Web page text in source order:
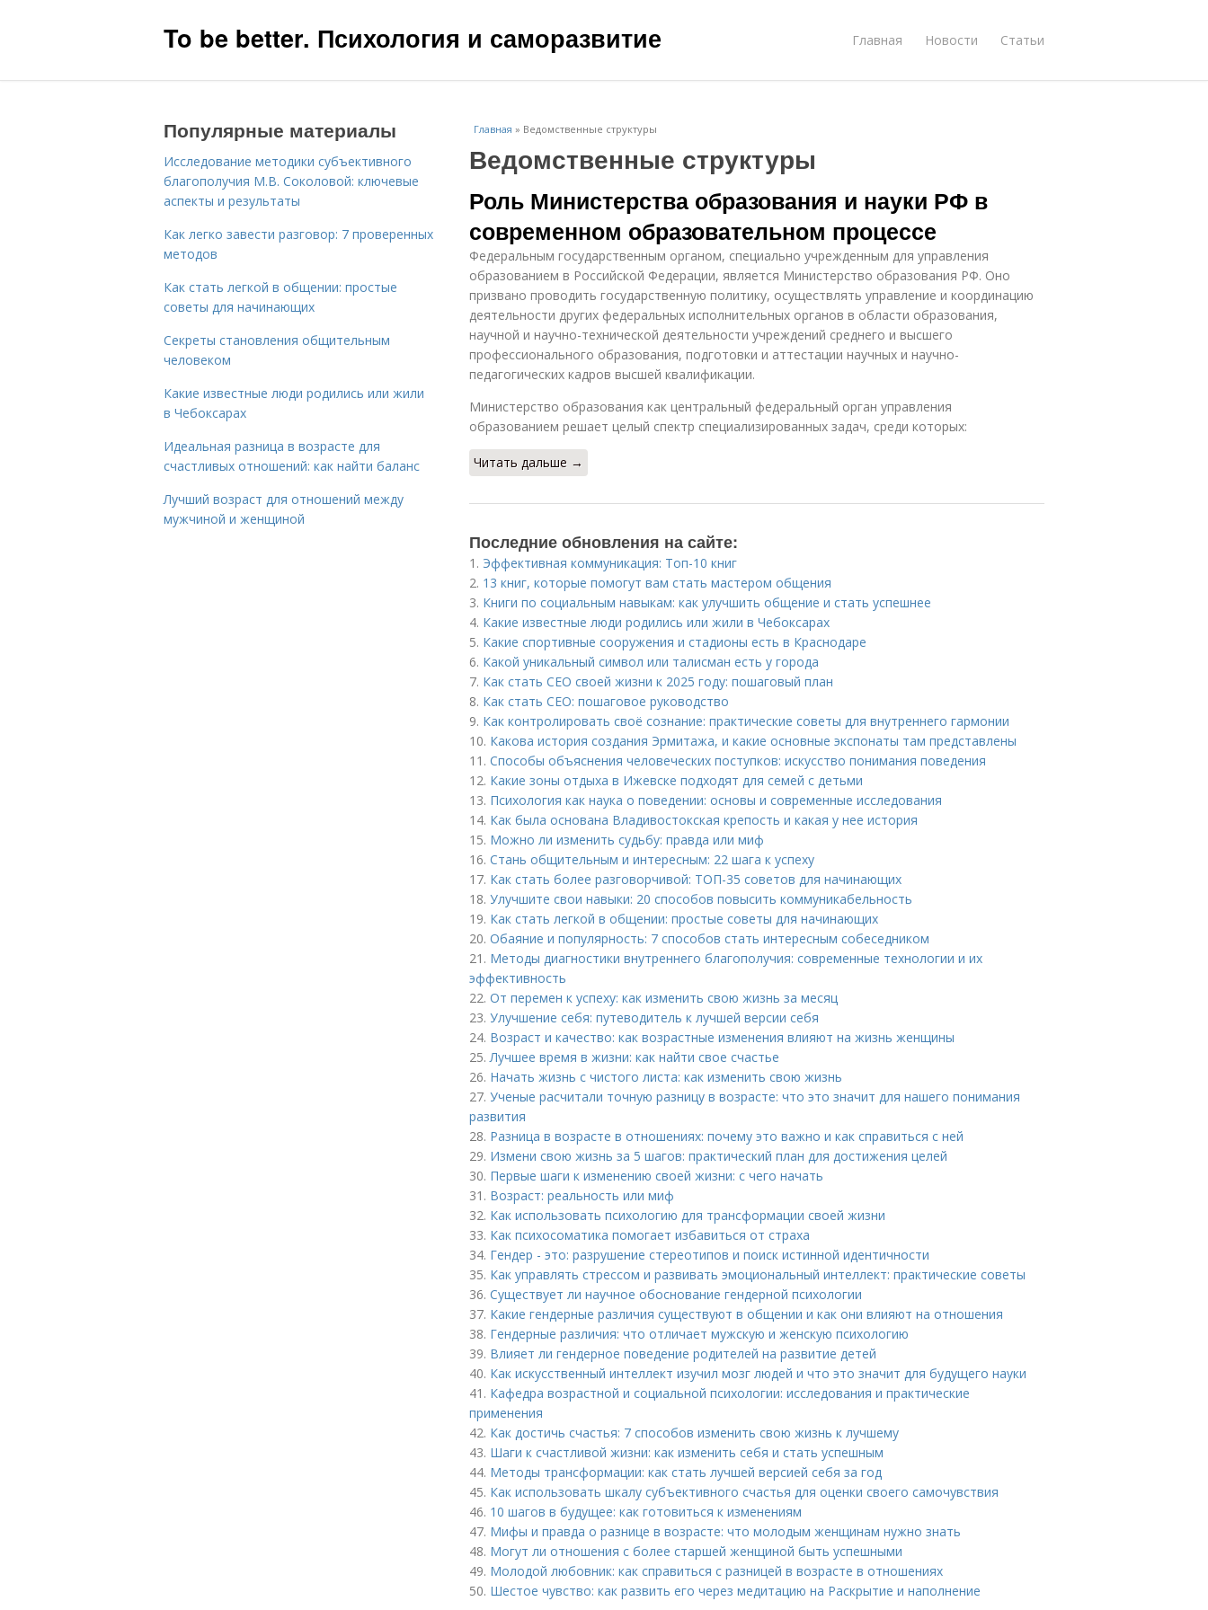
To be better. Психология и саморазвитие Главная Новости Статьи
Главная » Ведомственные структуры
Ведомственные структуры
Роль Министерства образования и науки РФ в
современном образовательном процессе
Федеральным государственным органом, специально учрежденным для управления
образованием в Российской Федерации, является Министерство образования РФ. Оно
призвано проводить государственную политику, осуществлять управление и координацию
деятельности других федеральных исполнительных органов в области образования,
научной и научно-технической деятельности учреждений среднего и высшего
профессионального образования, подготовки и аттестации научных и научно-
педагогических кадров высшей квалификации.
Министерство образования как центральный федеральный орган управления
образованием решает целый спектр специализированных задач, среди которых:
Читать дальше →
Последние обновления на сайте:
1. Эффективная коммуникация: Топ-10 книг
2. 13 книг, которые помогут вам стать мастером общения
3. Книги по социальным навыкам: как улучшить общение и стать успешнее
4. Какие известные люди родились или жили в Чебоксарах
5. Какие спортивные сооружения и стадионы есть в Краснодаре
6. Какой уникальный символ или талисман есть у города
7. Как стать CEO своей жизни к 2025 году: пошаговый план
8. Как стать CEO: пошаговое руководство
9. Как контролировать своё сознание: практические советы для внутреннего гармонии
10. Какова история создания Эрмитажа, и какие основные экспонаты там представлены
11. Способы объяснения человеческих поступков: искусство понимания поведения
12. Какие зоны отдыха в Ижевске подходят для семей с детьми
13. Психология как наука о поведении: основы и современные исследования
14. Как была основана Владивостокская крепость и какая у нее история
15. Можно ли изменить судьбу: правда или миф
16. Стань общительным и интересным: 22 шага к успеху
17. Как стать более разговорчивой: ТОП-35 советов для начинающих
18. Улучшите свои навыки: 20 способов повысить коммуникабельность
19. Как стать легкой в общении: простые советы для начинающих
20. Обаяние и популярность: 7 способов стать интересным собеседником
21. Методы диагностики внутреннего благополучия: современные технологии и их
эффективность
22. От перемен к успеху: как изменить свою жизнь за месяц
23. Улучшение себя: путеводитель к лучшей версии себя
24. Возраст и качество: как возрастные изменения влияют на жизнь женщины
25.Лучшее время в жизни: как найти свое счастье
26. Начать жизнь с чистого листа: как изменить свою жизнь
27. Ученые расчитали точную разницу в возрасте: что это значит для нашего понимания
развития
28. Разница в возрасте в отношениях: почему это важно и как справиться с ней
29. Измени свою жизнь за 5 шагов: практический план для достижения целей
30. Первые шаги к изменению своей жизни: с чего начать
31. Возраст: реальность или миф
32. Как использовать психологию для трансформации своей жизни
33. Как психосоматика помогает избавиться от страха
34. Гендер - это: разрушение стереотипов и поиск истинной идентичности
35. Как управлять стрессом и развивать эмоциональный интеллект: практические советы
36. Существует ли научное обоснование гендерной психологии
37. Какие гендерные различия существуют в общении и как они влияют на отношения
38. Гендерные различия: что отличает мужскую и женскую психологию
39. Влияет ли гендерное поведение родителей на развитие детей
40. Как искусственный интеллект изучил мозг людей и что это значит для будущего науки
41. Кафедра возрастной и социальной психологии: исследования и практические
применения
42. Как достичь счастья: 7 способов изменить свою жизнь к лучшему
43. Шаги к счастливой жизни: как изменить себя и стать успешным
44. Методы трансформации: как стать лучшей версией себя за год
45. Как использовать шкалу субъективного счастья для оценки своего самочувствия
46. 10 шагов в будущее: как готовиться к изменениям
47. Мифы и правда о разнице в возрасте: что молодым женщинам нужно знать
48. Могут ли отношения с более старшей женщиной быть успешными
49. Молодой любовник: как справиться с разницей в возрасте в отношениях
50. Шестое чувство: как развить его через медитацию на Раскрытие и наполнение
Популярные материалы
Исследование методики субъективного
благополучия М.В. Соколовой: ключевые
аспекты и результаты
Как легко завести разговор: 7 проверенных
методов
Как стать легкой в общении: простые
советы для начинающих
Секреты становления общительным
человеком
Какие известные люди родились или жили
в Чебоксарах
Идеальная разница в возрасте для
счастливых отношений: как найти баланс
Лучший возраст для отношений между
мужчиной и женщиной